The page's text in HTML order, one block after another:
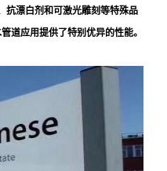
抗漂白剂和可激光雕刻等特殊品
道应用提供了特别优异的性能。